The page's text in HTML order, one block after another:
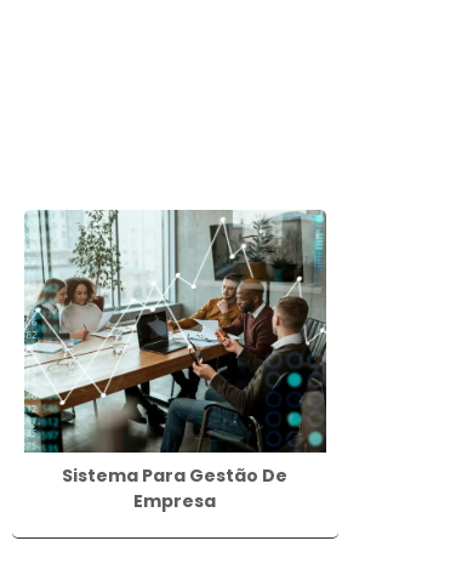
Sistema Para Gestão De
Empresa